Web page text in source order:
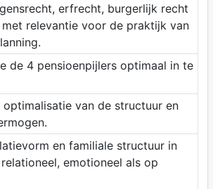
erfrecht, burgerlijk recht
relevantie voor de praktijk van
de 4 pensioenpijlers optimaal in te
van de structuur en
en familiale structuur in
emotioneel als op